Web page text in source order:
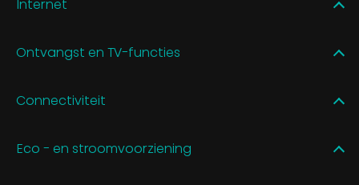
Internet
Ontvangst en TV-functies
Connectiviteit
Eco - en stroomvoorziening